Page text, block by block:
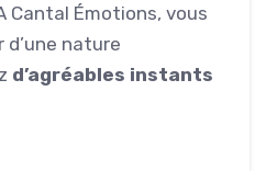
Cantal Émotions, vous
nature
d’agréables instants